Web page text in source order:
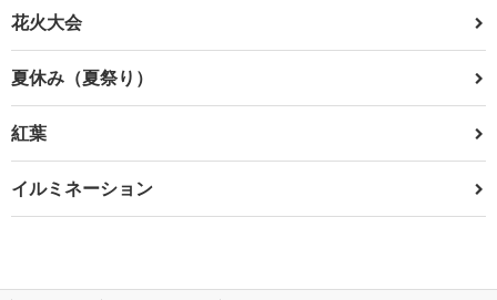
花火大会
夏休み（夏祭り）
紅葉
イルミネーション